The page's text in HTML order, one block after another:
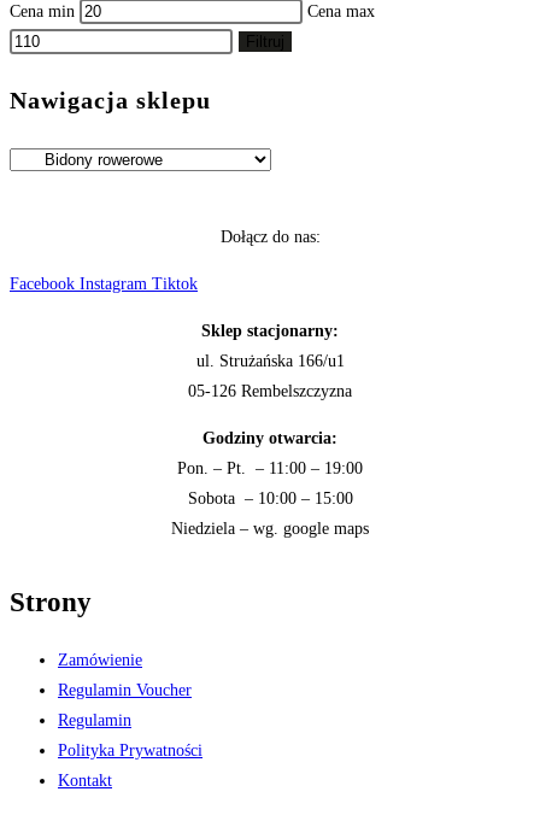
Cena min
Cena max
Filtruj
Nawigacja sklepu
Dołącz do nas:
Facebook Instagram Tiktok
Sklep stacjonarny:
ul. Strużańska 166/u1
05-126 Rembelszczyzna
Godziny otwarcia:
Pon. – Pt. – 11:00 – 19:00
Sobota – 10:00 – 15:00
Niedziela – wg. google maps
Strony
Zamówienie
Regulamin Voucher
Regulamin
Polityka Prywatności
Kontakt